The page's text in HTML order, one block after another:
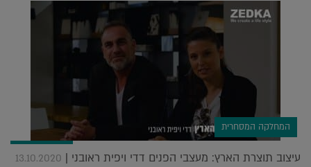
המחלקה המסחרית
עיצוב תוצרת הארץ: מעצבי הפנים דדי ויפית ראובני | 13.10.2020